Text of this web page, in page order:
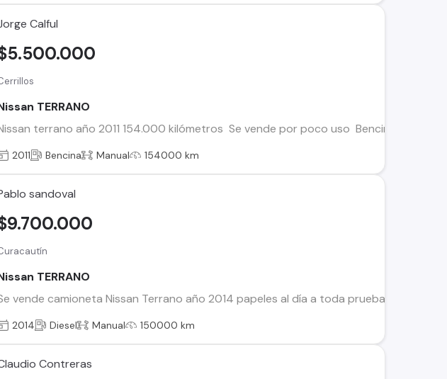
Calful
TERRANO
terrano año 2011 154.000 kilómetros Se vende por poco uso Bencinera 4x2
2011 Bencina Manual 154000 km
sandoval
TERRANO
vende camioneta Nissan Terrano año 2014 papeles al día a toda prueba. 4x4
2014 Diesel Manual 150000 km
Contreras